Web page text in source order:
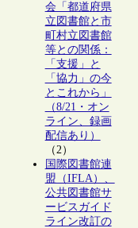
会「都道府県
立図書館と市
町村立図書館
等との関係：
「支援」と
「協力」の今
とこれから」
（8/21・オン
ライン、録画
配信あり）
（2）
国際図書館連
盟（IFLA）、
公共図書館サ
ービスガイド
ライン改訂の